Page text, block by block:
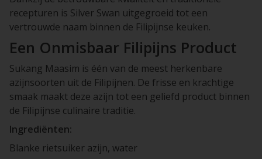
recepturen is Silver Swan uitgegroeid tot een
vertrouwde naam binnen de Filipijnse keuken.
Een Onmisbaar Filipijns Product
Sukang Maasim is één van de meest herkenbare
azijnsoorten uit de Filipijnen. De frisse en krachtige
smaak maakt deze azijn tot een geliefd product binnen
de Filipijnse culinaire traditie.
Ingrediënten:
Blanke rietsuiker azijn, water